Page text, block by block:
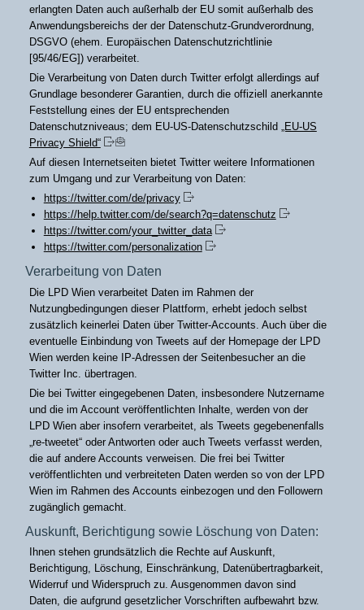
erlangten Daten auch außerhalb der EU somit außerhalb des
Anwendungsbereichs der der Datenschutz-Grundverordnung,
DSGVO (ehem. Europäischen Datenschutzrichtlinie
[95/46/EG]) verarbeitet.
Die Verarbeitung von Daten durch Twitter erfolgt allerdings auf
Grundlage besonderer Garantien, durch die offiziell anerkannte
Feststellung eines der EU entsprechenden
Datenschutzniveaus; dem EU-US-Datenschutzschild „EU-US
Privacy Shield“
.
Auf diesen Internetseiten bietet Twitter weitere Informationen
zum Umgang und zur Verarbeitung von Daten:
https://twitter.com/de/privacy
https://help.twitter.com/de/search?q=datenschutz
https://twitter.com/your_twitter_data
https://twitter.com/personalization
Verarbeitung von Daten
Die LPD Wien verarbeitet Daten im Rahmen der
Nutzungbedingungen dieser Plattform, erhebt jedoch selbst
zusätzlich keinerlei Daten über Twitter-Accounts. Auch über die
eventuelle Einbindung von Tweets auf der Homepage der LPD
Wien werden keine IP-Adressen der Seitenbesucher an die
Twitter Inc. übertragen.
Die bei Twitter eingegebenen Daten, insbesondere Nutzername
und die im Account veröffentlichten Inhalte, werden von der
LPD Wien aber insofern verarbeitet, als Tweets gegebenenfalls
„re-tweetet“ oder Antworten oder auch Tweets verfasst werden,
die auf andere Accounts verweisen. Die frei bei Twitter
veröffentlichten und verbreiteten Daten werden so von der LPD
Wien im Rahmen des Accounts einbezogen und den Followern
zugänglich gemacht.
Auskunft, Berichtigung sowie Löschung von Daten:
Ihnen stehen grundsätzlich die Rechte auf Auskunft,
Berichtigung, Löschung, Einschränkung, Datenübertragbarkeit,
Widerruf und Widerspruch zu. Ausgenommen davon sind
Daten, die aufgrund gesetzlicher Vorschriften aufbewahrt bzw.